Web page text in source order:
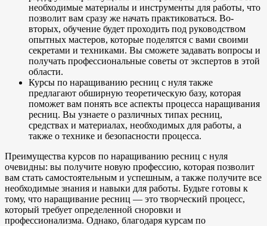
необходимые материалы и инструменты для работы, что
позволит вам сразу же начать практиковаться. Во-
вторых, обучение будет проходить под руководством
опытных мастеров, которые поделятся с вами своими
секретами и техниками. Вы сможете задавать вопросы и
получать профессиональные советы от экспертов в этой
области.
Курсы по наращиванию ресниц с нуля также
предлагают обширную теоретическую базу, которая
поможет вам понять все аспекты процесса наращивания
ресниц. Вы узнаете о различных типах ресниц,
средствах и материалах, необходимых для работы, а
также о технике и безопасности процесса.
Преимущества курсов по наращиванию ресниц с нуля
очевидны: вы получите новую профессию, которая позволит
вам стать самостоятельным и успешным, а также получите все
необходимые знания и навыки для работы. Будьте готовы к
тому, что наращивание ресниц — это творческий процесс,
который требует определенной сноровки и
профессионализма. Однако, благодаря курсам по